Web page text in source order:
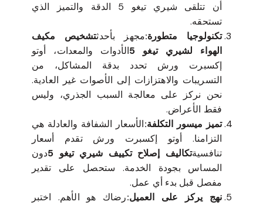
أن تتلقى شيري تيغو 5 الدقة والتميز الذي
تستحقه.
تكنولوجيا متطورة:مجهز بأحدثتشخيص مكيف
الهواء لشيري تيغو 5
الأدوات والمعدات، أوتو
إكسبرت ورش تحدد بدقة المشاكل، من
التسريبات والاهتزازات إلى الأصوات غير العادية.
نحن نركز على معالجة السبب الجذري، وليس
فقط الأعراض.
تميز ميسور التكلفة:الأسعار الشفافة والعادلة هي
التزامنا. أوتو إكسبرت ورش تقدم أسعار
تنافسيةتكاليف إصلاح تكييف شيري تيغو 5
دون
المساس بجودة الخدمة. ستحصل على تقدير
مفصل قبل بدء أي عمل.
نهج يركز على العميل:رضاك هو الأهم. اختبر